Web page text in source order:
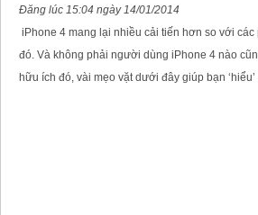
Đăng lúc 15:04 ngày 14/01/2014
iPhone 4 mang lại nhiều cải tiến hơn so với
đó. Và không phải người dùng iPhone 4 nào
hữu ích đó, vài mẹo vặt dưới đây giúp bạn